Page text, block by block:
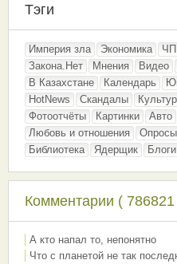
Тэги
Империя зла Экономика ЧП
Закона.Нет
Мнения Видео
В Казахстане
Календарь
HotNews
Скандалы
Фотоотчёты
Картинки Авто
Любовь и отношения
Опросы
Библиотека
Ядерщик Блоги
Комментарии ( 786821
А кто напал то, непонятно
Что с планетой не так